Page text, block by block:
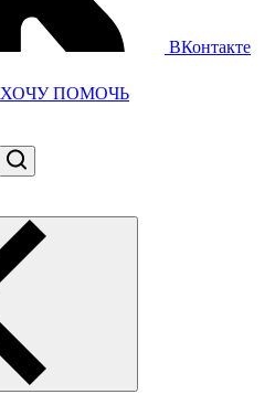
ВКонтакте
ХОЧУ ПОМОЧЬ